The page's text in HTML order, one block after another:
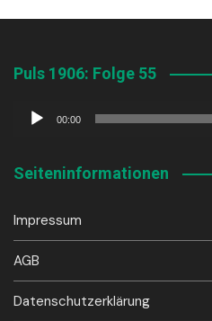
Puls 1906: Folge 55
Audio-
00:00
Seiteninformationen
Impressum
AGB
Datenschutzerklärung